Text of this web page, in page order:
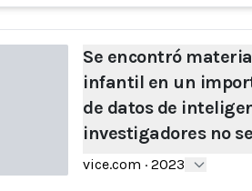
Se encontró
infantil en un
de datos de
investigadores no
vice.com · 2023